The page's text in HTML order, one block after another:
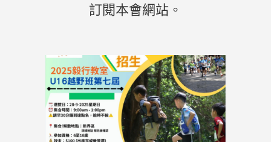
訂閱本會網站。